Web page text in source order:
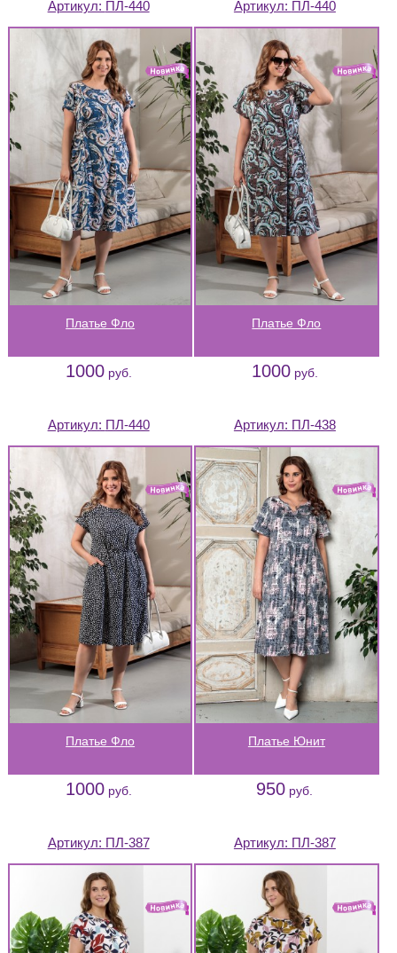
Артикул: ПЛ-440
Платье Фло
1000руб.
Артикул: ПЛ-440
Платье Фло
1000руб.
Артикул: ПЛ-440
Платье Фло
1000руб.
Артикул: ПЛ-438
Платье Юнит
950 руб.
Артикул: ПЛ-387 Артикул: ПЛ-387